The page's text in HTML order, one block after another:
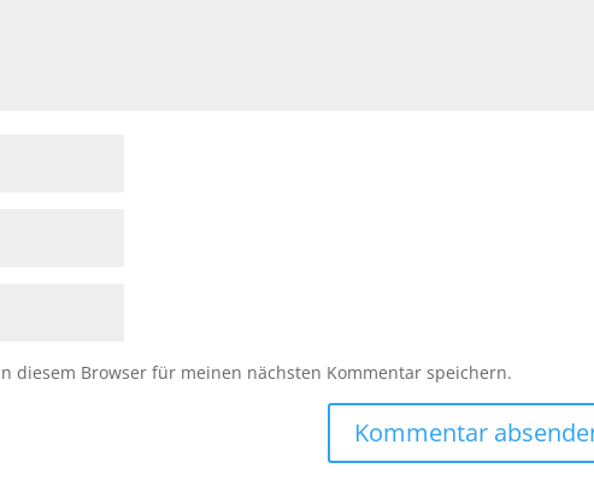
diesem Browser für meinen nächsten Kommentar speichern.